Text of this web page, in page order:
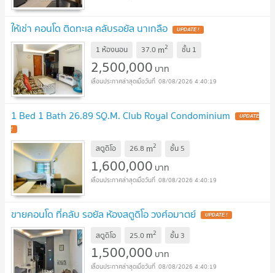
ให้เช่า คอนโด ติดทะเล คลับรอยัล นาเกลือ
1 ห้องนอน 37.0 m2 ชั้น 1
2,500,000 บาท
08/08/2026 4:40:19
1 Bed 1 Bath 26.89 SQ.M. Club Royal Condominium
สตูดิโอ 26.8 m2 ชั้น 5
1,600,000 บาท
08/08/2026 4:40:19
ขายคอนโด ที่คลับ รอยัล ห้องสตูดิโอ วงศ์อมาตย์
สตูดิโอ 25.0 m2 ชั้น 3
1,500,000 บาท
08/08/2026 4:40:19